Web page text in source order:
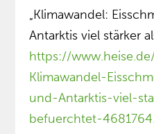
„Klimawandel:
Antarktis viel stärker
https://
Klimawandel-
und-Antarktis-viel-
befuerchtet-